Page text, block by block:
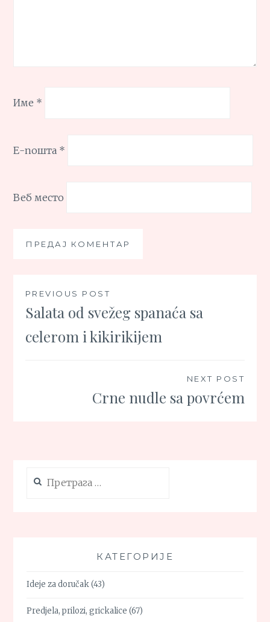
Име *
Е-пошта *
Веб место
Кретање
чланка
PREVIOUS POST
Salata od svežeg spanaća sa
celerom i kikirikijem
NEXT POST
Crne nudle sa povrćem
за:
КАТЕГОРИЈЕ
Ideje za doručak(43)
Predjela, prilozi, grickalice (67)